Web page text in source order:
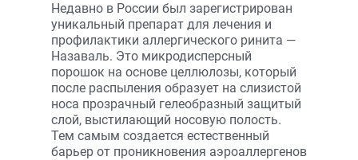
Недавно в России был зарегистрирован
уникальный препарат для лечения и
профилактики аллергического ринита —
Назаваль. Это микродисперсный
порошок на основе целлюлозы, который
после распыления образует на слизистой
носа прозрачный гелеобразный защитый
слой, выстилающий носовую полость.
Тем самым создается естественный
барьер от проникновения аэроаллергенов